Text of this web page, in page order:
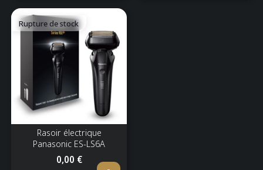
Rasoir électrique
Panasonic ES-LS6A
0,00 €
Rupture de stock